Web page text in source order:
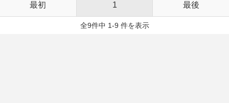
最初 1 最後
全9件中 1-9 件を表示